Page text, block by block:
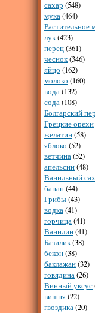
сахар (548)
мука(464)
Растительное
лук(423)
перец(361)
чеснок(346)
яйцо (162)
молоко (160)
вода(132)
сода(108)
Болгарский
Грецкие орехи
желатин(58)
яблоко (52)
ветчина(52)
апельсин(48)
Ванильный
банан(44)
Грибы(43)
водка(41)
горчица(41)
Ванилин(41)
Базилик(38)
бекон(38)
баклажан(32)
говядина(26)
Винный уксус
вишня(22)
гвоздика(20)